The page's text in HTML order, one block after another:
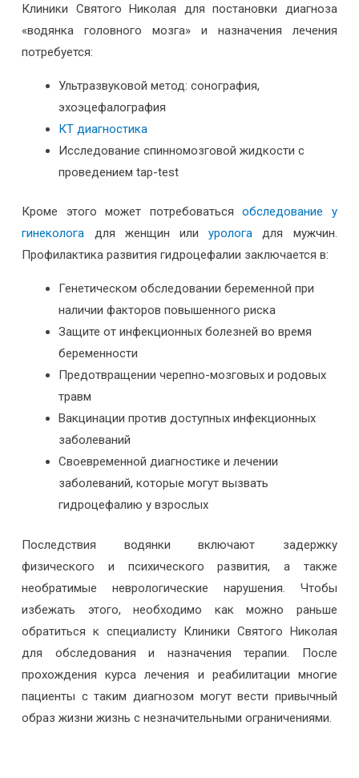
Клиники Святого Николая для постановки диагноза
«водянка головного мозга» и назначения лечения
потребуется:
Ультразвуковой метод: сонография,
эхоэцефалография
КТ диагностика
Исследование спинномозговой жидкости с
проведением tap-test
Кроме этого может потребоватьсяобследование у
гинеколога для женщин илиуролога для мужчин.
Профилактика развития гидроцефалии заключается в:
Генетическом обследовании беременной при
наличии факторов повышенного риска
Защите от инфекционных болезней во время
беременности
Предотвращении черепно-мозговых и родовых
травм
Вакцинации против доступных инфекционных
заболеваний
Своевременной диагностике и лечении
заболеваний, которые могут вызвать
гидроцефалию у взрослых
Последствия водянки включают задержку
физического и психического развития, а также
необратимые неврологические нарушения. Чтобы
избежать этого, необходимо как можно раньше
обратиться к специалисту Клиники Святого Николая
для обследования и назначения терапии. После
прохождения курса лечения и реабилитации многие
пациенты с таким диагнозом могут вести привычный
образ жизни жизнь с незначительными ограничениями.